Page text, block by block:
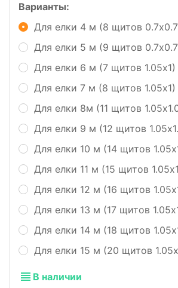
Варианты:
Для елки 4 м (8 щитов
Для елки 5 м (9 щитов
Для елки 6 м (7 щитов 1.05х1)
Для елки 7 м (8 щитов 1.05х1)
Для елки 8м (11 щитов
Для елки 9 м (12 щитов
Для елки 10 м (14 щитов
Для елки 11 м (15 щитов
Для елки 12 м (16 щитов
Для елки 13 м (17 щитов
Для елки 14 м (18 щитов
Для елки 15 м (20 щитов
В наличии